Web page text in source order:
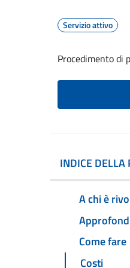
Servizio attivo
Procedimento di
INDICE DELLA
A chi è
Come fare
Costi